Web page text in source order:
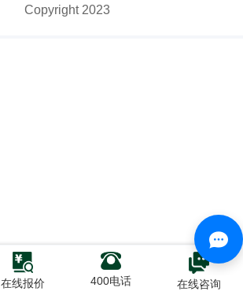
Copyright 2023
在线报价 400电话 在线咨询